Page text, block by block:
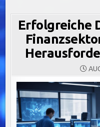
Erfolgreiche